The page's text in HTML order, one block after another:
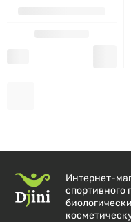
67 mg гистидина,
126 mg фениланина,
Интернет-
спортивного